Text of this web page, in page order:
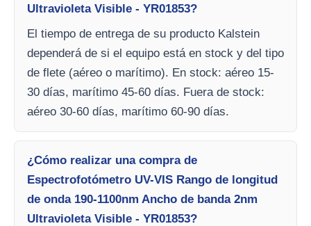
Ultravioleta Visible - YR01853?
El tiempo de entrega de su producto Kalstein
dependerá de si el equipo está en stock y del tipo
de flete (aéreo o marítimo). En stock: aéreo 15-
30 días, marítimo 45-60 días. Fuera de stock:
aéreo 30-60 días, marítimo 60-90 días.
¿Cómo realizar una compra de
Espectrofotómetro UV-VIS Rango de longitud
de onda 190-1100nm Ancho de banda 2nm
Ultravioleta Visible - YR01853?